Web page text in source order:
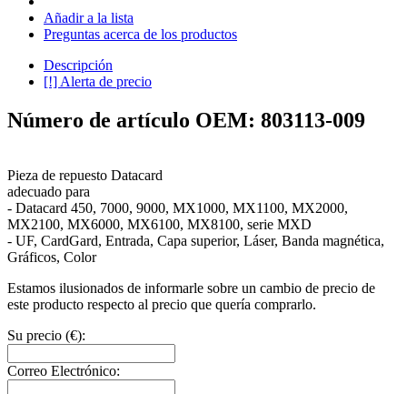
Añadir a la lista
Preguntas acerca de los productos
Descripción
[!] Alerta de precio
Número de artículo OEM: 803113-009
Pieza de repuesto Datacard
adecuado para
- Datacard 450, 7000, 9000, MX1000, MX1100, MX2000,
MX2100, MX6000, MX6100, MX8100, serie MXD
- UF, CardGard, Entrada, Capa superior, Láser, Banda magnética,
Gráficos, Color
Estamos ilusionados de informarle sobre un cambio de precio de
este producto respecto al precio que quería comprarlo.
Su precio (€):
Correo Electrónico: